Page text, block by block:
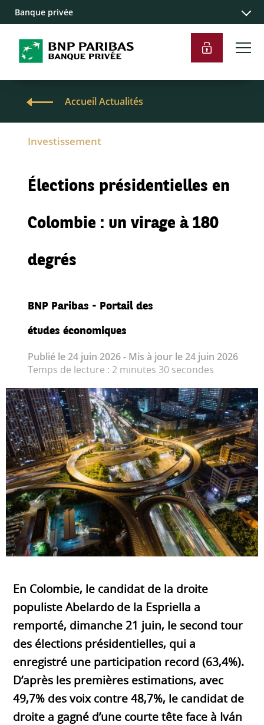
Banque privée
Accueil Actualités
Investissement
Élections présidentielles en
Colombie : un virage à 180
degrés
BNP Paribas - Portail des
études économiques
Publié le 24 juin 2026 - Mis à jour le 24 juin 2026
Temps de lecture : 2 minutes 30 secondes
En Colombie, le candidat de la droite
populiste Abelardo de la Espriella a
remporté, dimanche 21 juin, le second tour
des élections présidentielles, qui a
enregistré une participation record (63,4%).
D’après les premières estimations, avec
49,7% des voix contre 48,7%, le candidat de
droite a gagné d’une courte tête face à Iván